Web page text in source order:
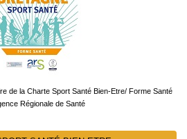
de la Charte Sport Santé Bien-Etre/ Forme Santé
Régionale de Santé